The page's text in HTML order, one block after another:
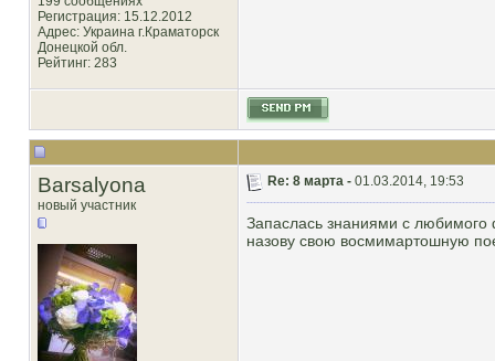
Регистрация: 15.12.2012
Адрес: Украина г.Краматорск
Донецкой обл.
Рейтинг: 283
Barsalyona
новый участник
Re: 8 марта - 01.03.2014, 19:53
Запаслась знаниями с любимого
назову свою восмимартошную